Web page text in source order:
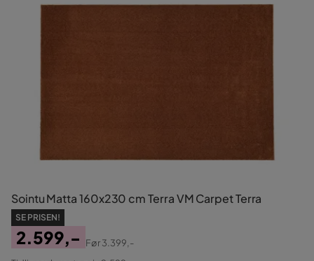
Sointu Matta 160x230 cm Terra VM Carpet Terra
SE PRISEN!
Pris
2.599,-
Original
Før3.399,-